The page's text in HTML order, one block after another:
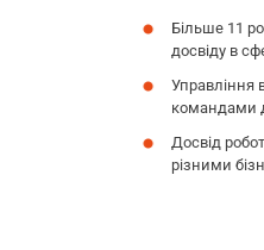
Більше 11
досвіду в
Управління
командами
Досвід
різними